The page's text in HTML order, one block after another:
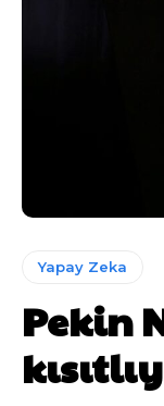
Yapay Zeka
Pekin